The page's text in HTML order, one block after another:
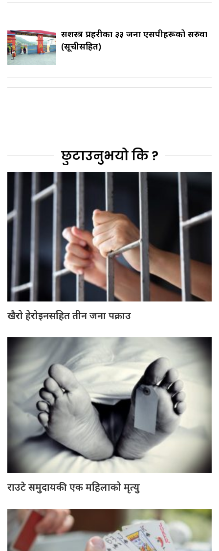
सशस्त्र प्रहरीका ३३ जना एसपीहरूको सरुवा
(सूचीसहित)
छुटाउनुभयो कि ?
खैरो हेरोइनसहित तीन जना पक्राउ
राउटे समुदायकी एक महिलाको मृत्यु